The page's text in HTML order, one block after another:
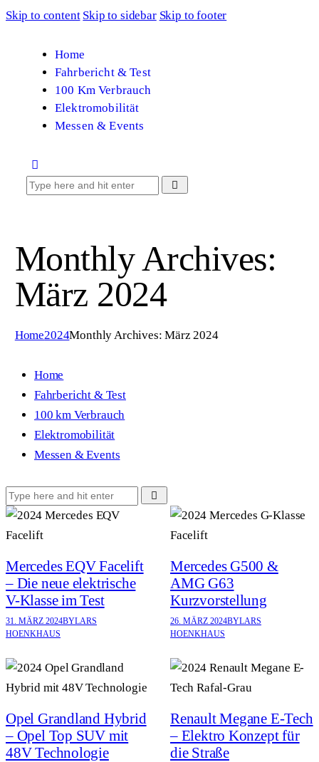
Skip to content Skip to sidebar Skip to footer
Home
Fahrbericht & Test
100 Km Verbrauch
Elektromobilität
Messen & Events
Monthly Archives:
März 2024
Home2024Monthly Archives: März 2024
Home
Fahrbericht & Test
100 km Verbrauch
Elektromobilität
Messen & Events
Mercedes EQV Facelift
– Die neue elektrische
V-Klasse im Test
31. MÄRZ 2024BYLARS
HOENKHAUS
Mercedes G500 &
AMG G63
Kurzvorstellung
26. MÄRZ 2024BYLARS
HOENKHAUS
Opel Grandland Hybrid
– Opel Top SUV mit
48V Technologie
Renault Megane E-Tech
– Elektro Konzept für
die Straße